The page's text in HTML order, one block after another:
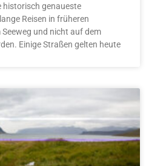
historisch genaueste
Reisen in früheren
und nicht auf dem
Einige Straßen gelten heute